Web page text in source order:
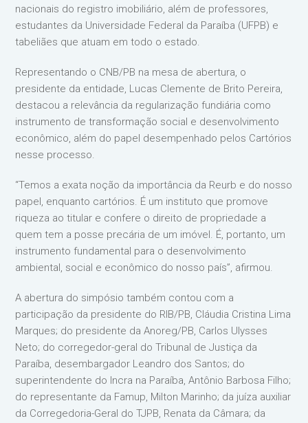
nacionais do registro imobiliário, além de professores,
estudantes da Universidade Federal da Paraíba (UFPB) e
tabeliães que atuam em todo o estado.
Representando o CNB/PB na mesa de abertura, o
presidente da entidade, Lucas Clemente de Brito Pereira,
destacou a relevância da regularização fundiária como
instrumento de transformação social e desenvolvimento
econômico, além do papel desempenhado pelos Cartórios
nesse processo.
“Temos a exata noção da importância da Reurb e do nosso
papel, enquanto cartórios. É um instituto que promove
riqueza ao titular e confere o direito de propriedade a
quem tem a posse precária de um imóvel. É, portanto, um
instrumento fundamental para o desenvolvimento
ambiental, social e econômico do nosso país”, afirmou.
A abertura do simpósio também contou com a
participação da presidente do RIB/PB, Cláudia Cristina Lima
Marques; do presidente da Anoreg/PB, Carlos Ulysses
Neto; do corregedor-geral do Tribunal de Justiça da
Paraíba, desembargador Leandro dos Santos; do
superintendente do Incra na Paraíba, Antônio Barbosa Filho;
do representante da Famup, Milton Marinho; da juíza auxiliar
da Corregedoria-Geral do TJPB, Renata da Câmara; da